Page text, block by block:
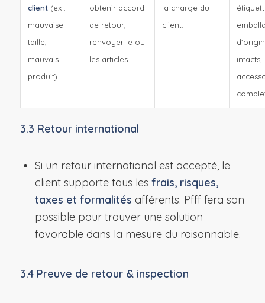
client(ex :
mauvaise
taille,
mauvais
produit)
obtenir accord
de retour,
renvoyer le ou
les articles.
la charge du
client.
intacts,
3.3 Retour international
Si un retour international est accepté, le
client supporte tous les frais, risques,
taxes et formalités afférents. Pfff fera son
possible pour trouver une solution
favorable dans la mesure du raisonnable.
3.4 Preuve de retour & inspection